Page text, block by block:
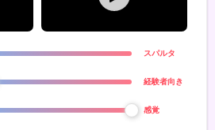
スパルタ
経験者向き
感覚